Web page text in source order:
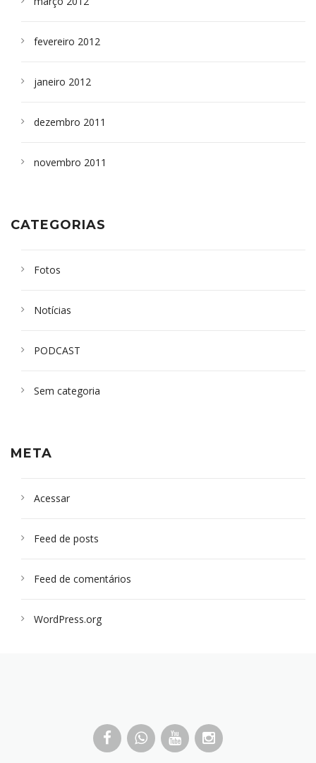
fevereiro 2012
janeiro 2012
dezembro 2011
novembro 2011
CATEGORIAS
Fotos
Notícias
PODCAST
Sem categoria
META
Acessar
Feed de posts
Feed de comentários
WordPress.org